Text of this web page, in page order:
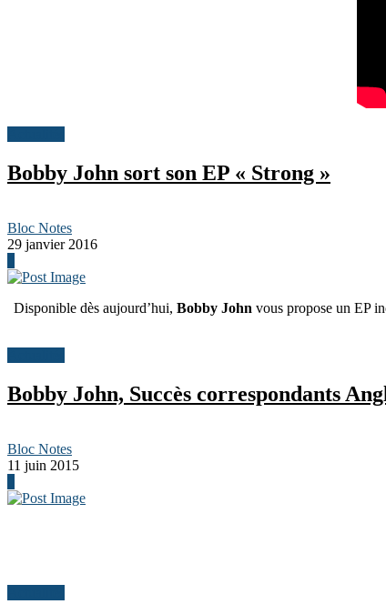
Bobby John sort son EP « Strong »
Bloc Notes
29 janvier 2016
Disponible dès aujourd’hui, Bobby John vous propose un EP
Bobby John, Succès correspondants
Bloc Notes
11 juin 2015